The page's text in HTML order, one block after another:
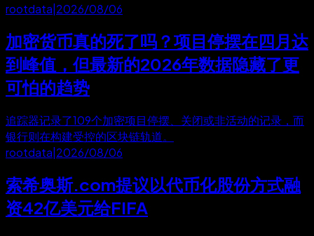
rootdata|2026/08/06
加密货币真的死了吗？项目停摆在四月达
到峰值，但最新的2026年数据隐藏了更
可怕的趋势
追踪器记录了109个加密项目停摆、关闭或非活动的记录，而
银行则在构建受控的区块链轨道。
rootdata 2026/08/06
索希奥斯.com提议以代币化股份方式融
资42亿美元给FIFA